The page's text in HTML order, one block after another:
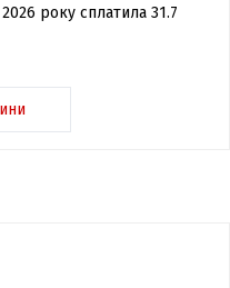
року сплатила 31.7